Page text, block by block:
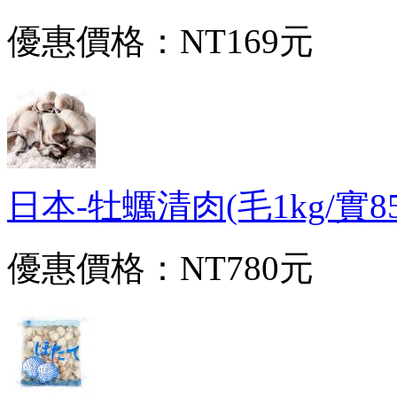
優惠價格： NT169元
日本-牡蠣清肉(毛1kg/實
優惠價格： NT780元